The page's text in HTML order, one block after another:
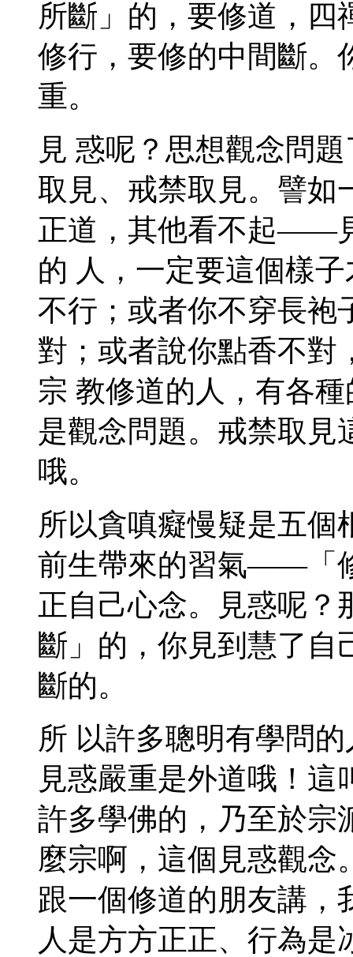
所斷」的，要修道，四
修行，要修的中間斷。
重。
見 惑呢？思想觀念問
取見、戒禁取見。譬如
正道，其他看不起——
的 人，一定要這個樣
不行；或者你不穿長袍
對；或者說你點香不
宗 教修道的人，有各
是觀念問題。戒禁取見
哦。
所以貪嗔癡慢疑是五個
前生帶來的習氣——「
正自己心念。見惑呢？
斷」的，你見到慧了自
斷的。
所 以許多聰明有學問
見惑嚴重是外道哦！
許多學佛的，乃至於宗
麼宗啊，這個見惑觀念
跟一個修道的朋友講，
人是方方正正、行為